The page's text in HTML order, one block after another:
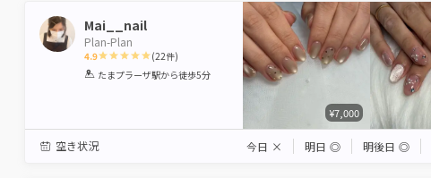
Mai__nail
Plan-Plan
4.9
1 2 3 4 5
(22件)
たまプラーザ駅から徒歩5分
¥7,000
空き状況 今日 × 明日 ◎ 明後日 ◎